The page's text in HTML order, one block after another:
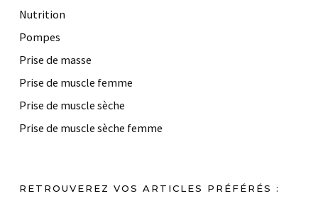
Nutrition
Pompes
Prise de masse
Prise de muscle femme
Prise de muscle sèche
Prise de muscle sèche femme
RETROUVEREZ VOS ARTICLES PRÉFÉRÉS :